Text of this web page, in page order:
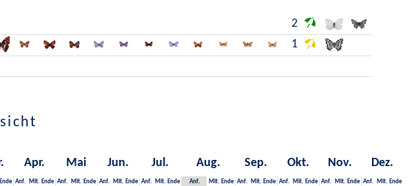
2
1
Apr. Mai Jun. Jul. Aug. Sep. Okt. Nov. Dez.
Ende Anf. Mit. Ende Anf. Mit. Ende Anf. Mit. Ende Anf. Mit. Ende Anf. Mit. Ende Anf. Mit. Ende Anf. Mit. Ende Anf. Mit. Ende Anf. Mit. Ende